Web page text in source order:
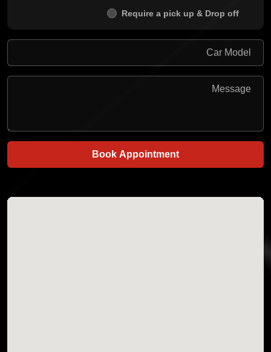
Require a pick up & Drop off
Book Appointment